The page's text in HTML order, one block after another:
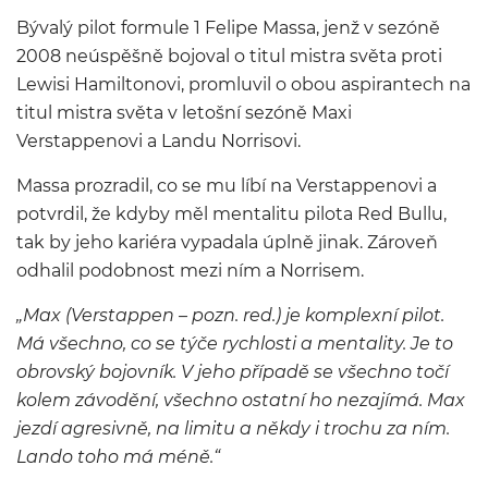
Bývalý pilot formule 1 Felipe Massa, jenž v sezóně
2008 neúspěšně bojoval o titul mistra světa proti
Lewisi Hamiltonovi, promluvil o obou aspirantech na
titul mistra světa v letošní sezóně Maxi
Verstappenovi a Landu Norrisovi.
Massa prozradil, co se mu líbí na Verstappenovi a
potvrdil, že kdyby měl mentalitu pilota Red Bullu,
tak by jeho kariéra vypadala úplně jinak. Zároveň
odhalil podobnost mezi ním a Norrisem.
„Max (Verstappen – pozn. red.) je komplexní pilot.
Má všechno, co se týče rychlosti a mentality. Je to
obrovský bojovník. V jeho případě se všechno točí
kolem závodění, všechno ostatní ho nezajímá. Max
jezdí agresivně, na limitu a někdy i trochu za ním.
Lando toho má méně.“